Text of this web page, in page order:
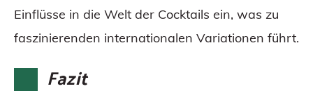
Einflüsse in die Welt der Cocktails ein, was zu
faszinierenden internationalen Variationen führt.
Fazit